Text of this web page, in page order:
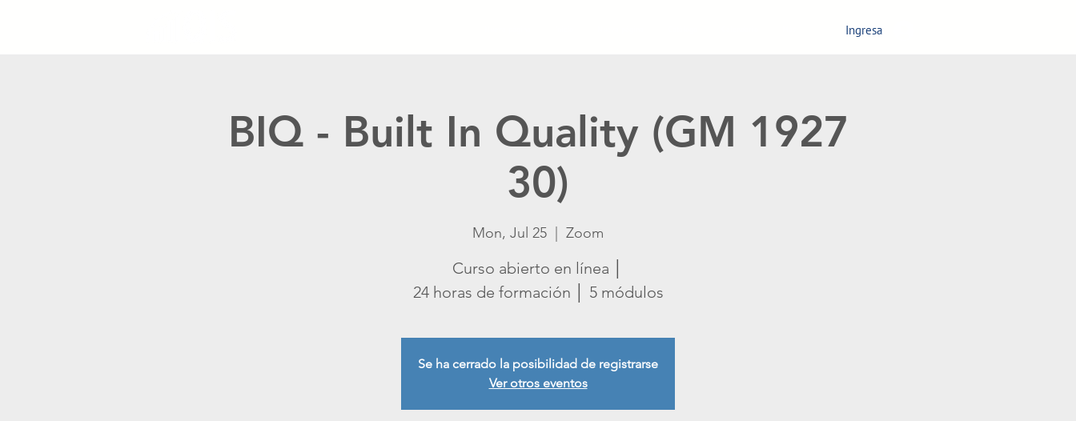
Ingresa
BIQ - Built In Quality (GM 1927
30)
Mon, Jul 25 Zoom
Curso abierto en línea │
24 horas de formación │ 5 módulos
Se ha cerrado la posibilidad de registrarse
Ver otros eventos